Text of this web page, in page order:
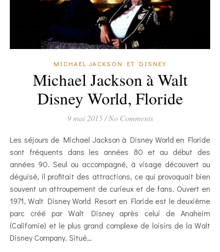
MICHAEL JACKSON ET DISNEY
Michael Jackson à Walt
Disney World, Floride
9 mai 2015 / No Comments
Les séjours de Michael Jackson à Disney World en Floride
sont fréquents dans les années 80 et au début des
années 90. Seul ou accompagné, à visage découvert ou
déguisé, il profitait des attractions, ce qui provoquait bien
souvent un attroupement de curieux et de fans. Ouvert en
1971, Walt Disney World Resort en Floride est le deuxième
parc créé par Walt Disney après celui de Anaheim
(Californie) et le plus grand complexe de loisirs de la Walt
Disney Company. Situé…